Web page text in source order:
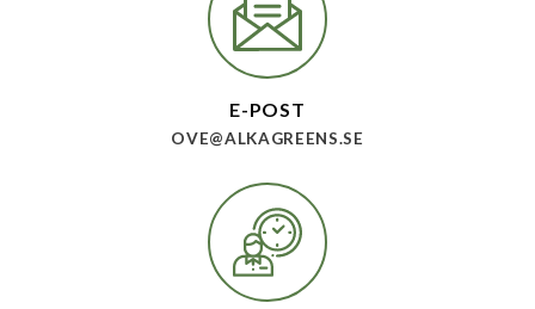
E-POST
OVE@ALKAGREENS.SE